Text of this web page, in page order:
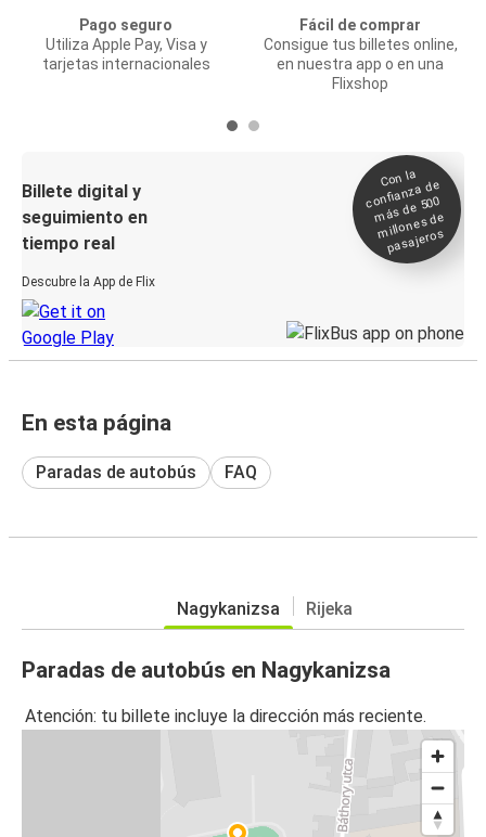
Pago seguro
Utiliza Apple Pay, Visa y
tarjetas internacionales
Fácil de comprar
Consigue tus billetes online,
en nuestra app o en una
Flixshop
Billete digital y
seguimiento en
tiempo real
Descubre la App de Flix
Con la
confianza de
más de 500
millones de
pasajeros
En esta página
Paradas de autobús FAQ
Nagykanizsa Rijeka
Paradas de autobús en Nagykanizsa
Atención: tu billete incluye la dirección más reciente.